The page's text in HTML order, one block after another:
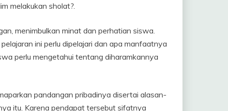
melakukan sholat?.
menimbulkan minat dan perhatian siswa.
ini perlu dipelajari dan apa manfaatnya
perlu mengetahui tentang diharamkannya
pandangan pribadinya disertai alasan-
itu. Karena pendapat tersebut sifatnya